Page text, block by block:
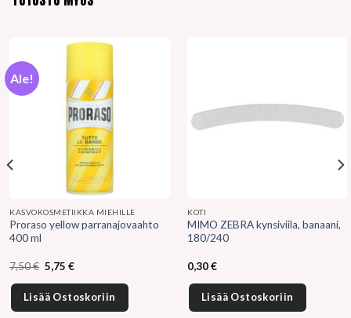
Ale!
KASVOKOSMETIIKKA MIEHILLE
Proraso yellow parranajovaahto
400 ml
7,50€ Alkuperäinen
hinta
oli:
7,50 €.
5,75€Nykyinen
on:
5,75 €.
Lisää Ostoskoriin
KOTI
MIMO ZEBRA kynsiviila, banaani,
180/240
0,30€
Lisää Ostoskoriin